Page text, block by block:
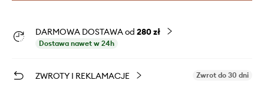
DARMOWA DOSTAWA od 280 zł
Dostawa nawet w 24h
ZWROTY I REKLAMACJE Zwrot do 30 dni